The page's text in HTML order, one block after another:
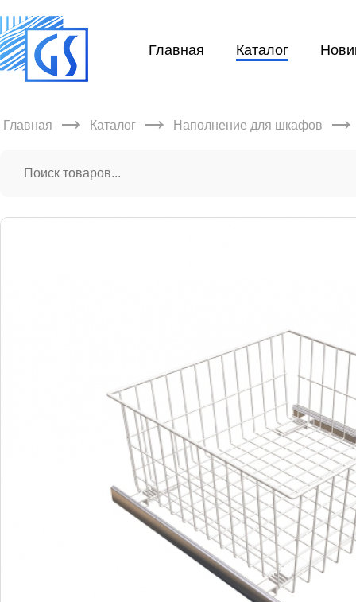
Главная Каталог
Главная → Каталог → Наполнение для шкафов →